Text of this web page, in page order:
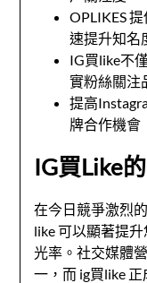
OPLIKES
速提升知名
IG買like不
實粉絲關注
提高
牌合作機會
IG買Like
在今日競爭激烈
like可以顯著提
光率。社交媒體
一，而 ig買like 正